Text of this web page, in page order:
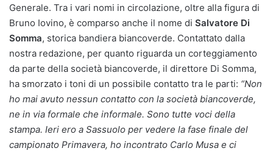
Generale. Tra i vari nomi in circolazione, oltre alla figura di
Bruno Iovino, è comparso anche il nome di Salvatore Di
Somma, storica bandiera biancoverde. Contattato dalla
nostra redazione, per quanto riguarda un corteggiamento
da parte della società biancoverde, il direttore Di Somma,
ha smorzato i toni di un possibile contatto tra le parti: “Non
ho mai avuto nessun contatto con la società biancoverde,
ne in via formale che informale. Sono tutte voci della
stampa. Ieri ero a Sassuolo per vedere la fase finale del
campionato Primavera, ho incontrato Carlo Musa e ci